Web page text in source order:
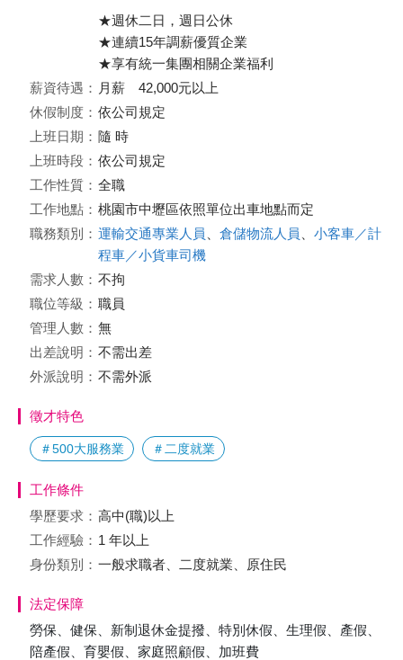
★週休二日，週日公休
★連續15年調薪優質企業
★享有統一集團相關企業福利
薪資待遇： 月薪 42,000元以上
休假制度： 依公司規定
上班日期： 隨 時
上班時段： 依公司規定
工作性質： 全職
工作地點： 桃園市中壢區依照單位出車地點而定
職務類別： 運輸交通專業人員 倉儲物流人員
小客車／計
程車／小貨車司機
需求人數： 不拘
職位等級： 職員
管理人數： 無
出差說明： 不需出差
外派說明： 不需外派
徵才特色
＃500大服務業 ＃二度就業
工作條件
學歷要求： 高中(職)以上
工作經驗： 1 年以上
身份類別： 一般求職者、二度就業、原住民
法定保障
勞保、健保、新制退休金提撥、特別休假、生理假、產假、
陪產假、育嬰假、家庭照顧假、加班費